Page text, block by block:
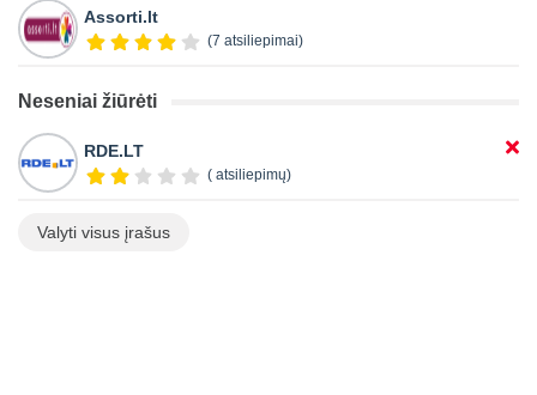
Assorti.lt
(7 atsiliepimai)
Neseniai žiūrėti
RDE.LT
( atsiliepimų)
Valyti visus įrašus